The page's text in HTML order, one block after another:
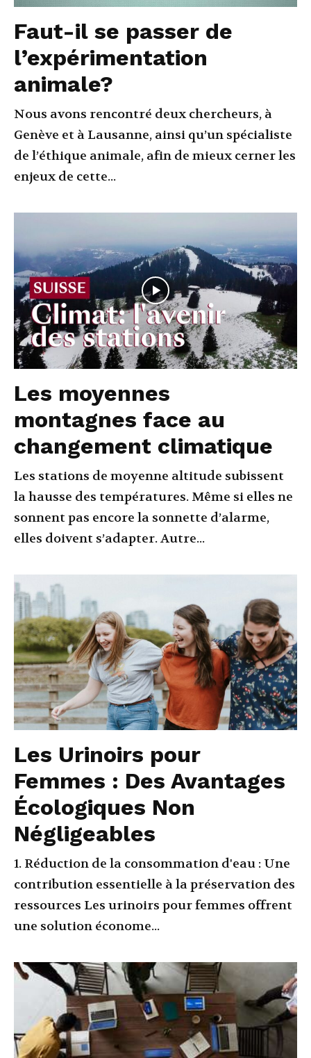
Faut-il se passer de
l’expérimentation
animale?
Nous avons rencontré deux chercheurs, à
Genève et à Lausanne, ainsi qu’un spécialiste
de l’éthique animale, afin de mieux cerner les
enjeux de cette...
Les moyennes
montagnes face au
changement climatique
Les stations de moyenne altitude subissent
la hausse des températures. Même si elles ne
sonnent pas encore la sonnette d’alarme,
elles doivent s’adapter. Autre...
Les Urinoirs pour
Femmes : Des Avantages
Écologiques Non
Négligeables
1. Réduction de la consommation d'eau : Une
contribution essentielle à la préservation des
ressources Les urinoirs pour femmes offrent
une solution économe...